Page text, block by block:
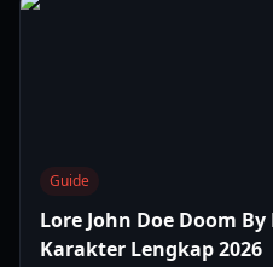
Guide
Lore John Doe Doom
Karakter Lengkap 2026